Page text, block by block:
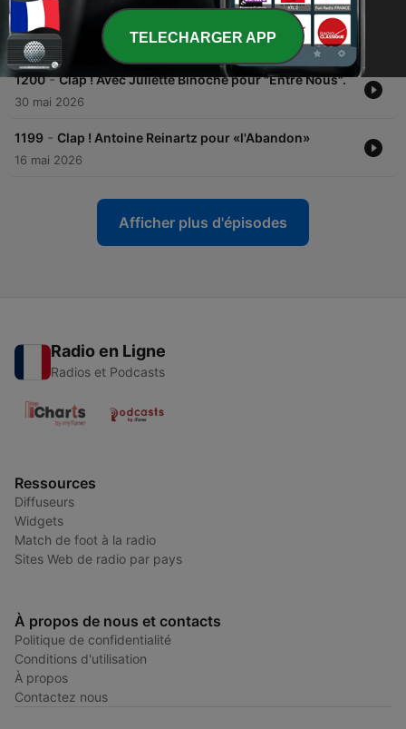
1201
Clap ! Avec Romain Duris pour "Fils de
personne"
06 juin 2026
1200 - Clap ! Avec Juliette Binoche pour "Entre Nous".
30 mai 2026
1199 - Clap ! Antoine Reinartz pour «l'Abandon»
16 mai 2026
Afficher plus d'épisodes
Radio en Ligne
Radios et Podcasts
Ressources
Diffuseurs
Widgets
Match de foot à la radio
Sites Web de radio par pays
À propos de nous et contacts
Politique de confidentialité
Conditions d'utilisation
À propos
Contactez nous
TELECHARGER APP